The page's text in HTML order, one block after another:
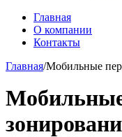
Главная
О компании
Контакты
Главная/Мобильные
Мобильные